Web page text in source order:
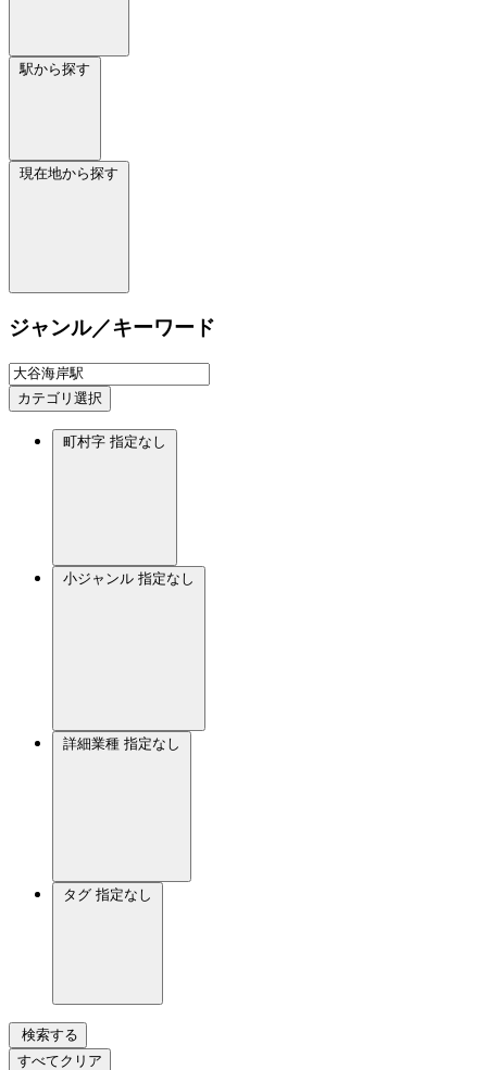
駅から探す
現在地から探す
ジャンル／キーワード
カテゴリ選択
町村字 指定なし
小ジャンル 指定なし
詳細業種 指定なし
タグ 指定なし
検索する
すべてクリア